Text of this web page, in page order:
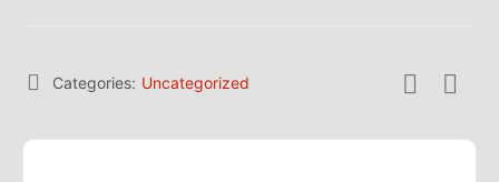
Categories: Uncategorized